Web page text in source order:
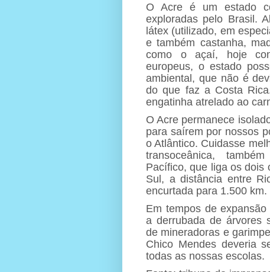
O Acre é um estado
exploradas pelo Brasil.
látex (utilizado, em
e também castanha,
como o açaí, hoje
europeus, o estado
ambiental, que não é
do que faz a Costa
engatinha atrelado ao
O Acre permanece
para saírem por nossos
o Atlântico. Cuidasse
transoceânica,
Pacífico, que liga os dois
Sul, a distância entre
encurtada para 1.500 km.
Em tempos de
a derrubada de árvores
de mineradoras e
Chico Mendes deveria
todas as nossas escolas.